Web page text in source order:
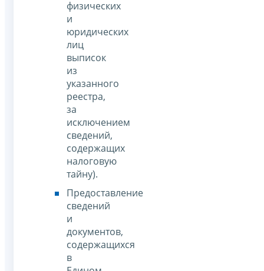
физических
и
юридических
лиц
выписок
из
указанного
реестра,
за
исключением
сведений,
содержащих
налоговую
тайну).
Предоставление
сведений
и
документов,
содержащихся
в